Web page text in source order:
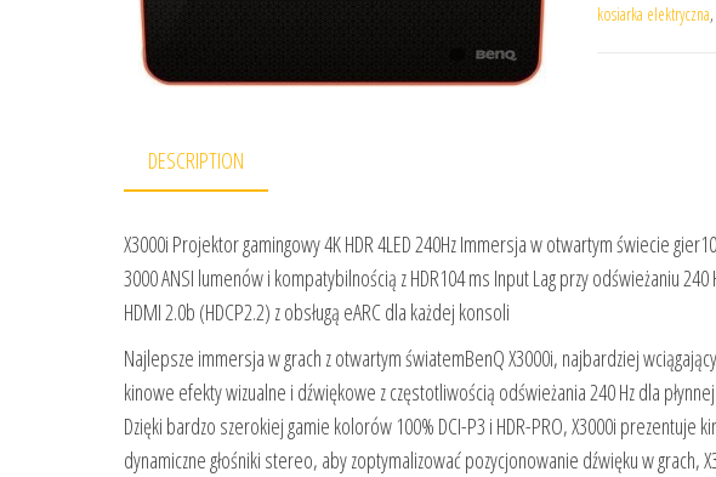
kosiarka elektryczna,
DESCRIPTION
X3000i Projektor gamingowy 4K HDR 4LED 240Hz Immersja w otwartym świecie
3000 ANSI lumenów i kompatybilnością z HDR104 ms Input Lag przy odświeżaniu 240
HDMI 2.0b (HDCP2.2) z obsługą eARC dla każdej konsoli
Najlepsze immersja w grach z otwartym światemBenQ X3000i, najbardziej
kinowe efekty wizualne i dźwiękowe z częstotliwością odświeżania 240 Hz dla
Dzięki bardzo szerokiej gamie kolorów 100% DCI-P3 i HDR-PRO, X3000i prezentuje
dynamiczne głośniki stereo, aby zoptymalizować pozycjonowanie dźwięku w